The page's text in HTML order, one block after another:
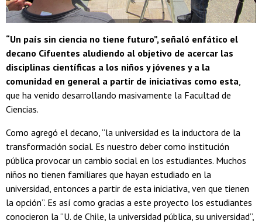
“Un país sin ciencia no tiene futuro”, señaló enfático el
decano Cifuentes aludiendo al objetivo de acercar las
disciplinas científicas a los niños y jóvenes y a la
comunidad en general a partir de iniciativas como esta,
que ha venido desarrollando masivamente la Facultad de
Ciencias.
Como agregó el decano, “la universidad es la inductora de la
transformación social. Es nuestro deber como institución
pública provocar un cambio social en los estudiantes. Muchos
niños no tienen familiares que hayan estudiado en la
universidad, entonces a partir de esta iniciativa, ven que tienen
la opción”. Es así como gracias a este proyecto los estudiantes
conocieron la “U. de Chile, la universidad pública, su universidad”,